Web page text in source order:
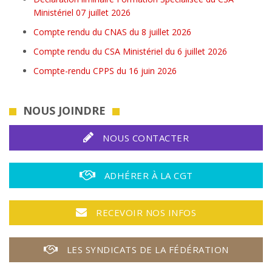
Ministériel 07 juillet 2026
Compte rendu du CNAS du 8 juillet 2026
Compte rendu du CSA Ministériel du 6 juillet 2026
Compte-rendu CPPS du 16 juin 2026
NOUS JOINDRE
NOUS CONTACTER
ADHÉRER À LA CGT
RECEVOIR NOS INFOS
LES SYNDICATS DE LA FÉDÉRATION